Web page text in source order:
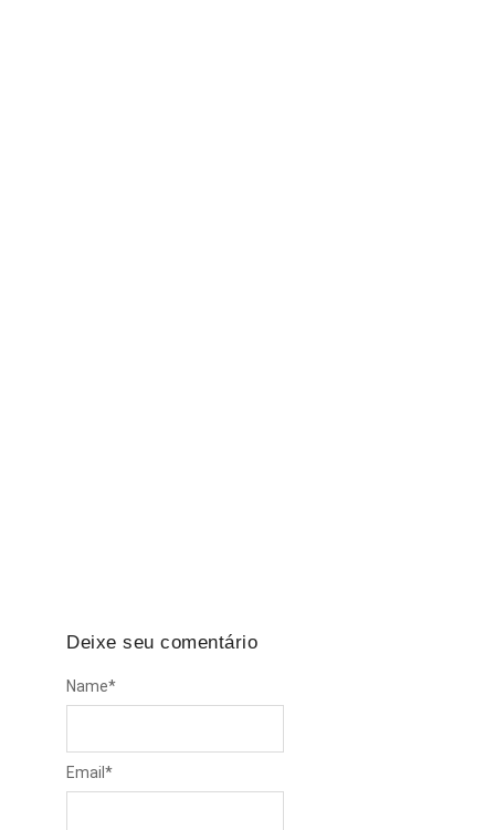
Deixe seu comentário
Name*
Email *